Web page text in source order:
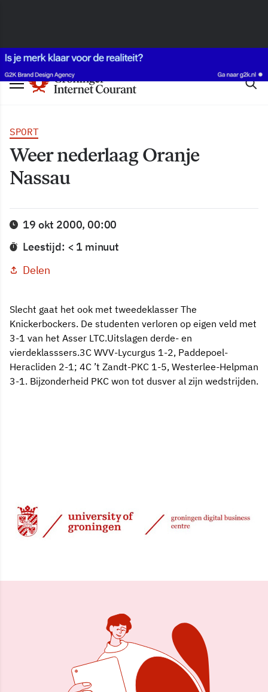
SPORT
Weer nederlaag Oranje
Nassau
19 okt 2000, 00:00
Leestijd: < 1 minuut
Delen
Slecht gaat het ook met tweedeklasser The
Knickerbockers. De studenten verloren op eigen veld met
3-1 van het Asser LTC.Uitslagen derde- en
vierdeklasssers.3C WVV-Lycurgus 1-2, Paddepoel-
Heracliden 2-1; 4C ’t Zandt-PKC 1-5, Westerlee-Helpman
3-1. Bijzonderheid PKC won tot dusver al zijn wedstrijden.
19 okt 2000, 00:00